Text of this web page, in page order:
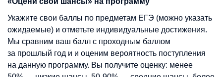
Укажите свои баллы по предметам ЕГЭ (можно указать
ожидаемые) и отметьте индивидуальные достижения.
Мы сравним ваш балл с проходным баллом
за прошлый год и и оценим вероятность поступления
на данную программу. Вы получите оценку: менее